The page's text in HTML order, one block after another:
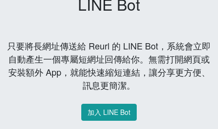
只要將長網址傳送給 Reurl 的 LINE Bot，系統會立即
自動產生一個專屬短網址回傳給你。無需打開網頁或
安裝額外 App，就能快速縮短連結，讓分享更方便、
訊息更簡潔。
加入 LINE Bot